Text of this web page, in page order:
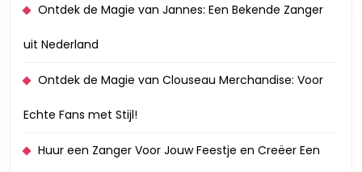
Ontdek de Magie van Jannes: Een Bekende Zanger
uit Nederland
Ontdek de Magie van Clouseau Merchandise: Voor
Echte Fans met Stijl!
Huur een Zanger Voor Jouw Feestje en Creëer Een